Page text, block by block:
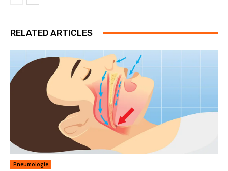
RELATED ARTICLES
Pneumologie